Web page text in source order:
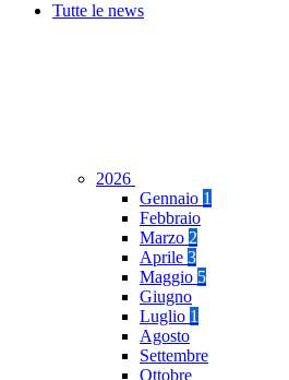
Tutte le news
2026
Gennaio 1
Febbraio
Marzo 2
Aprile 3
Maggio 5
Giugno
Luglio 1
Agosto
Settembre
Ottobre